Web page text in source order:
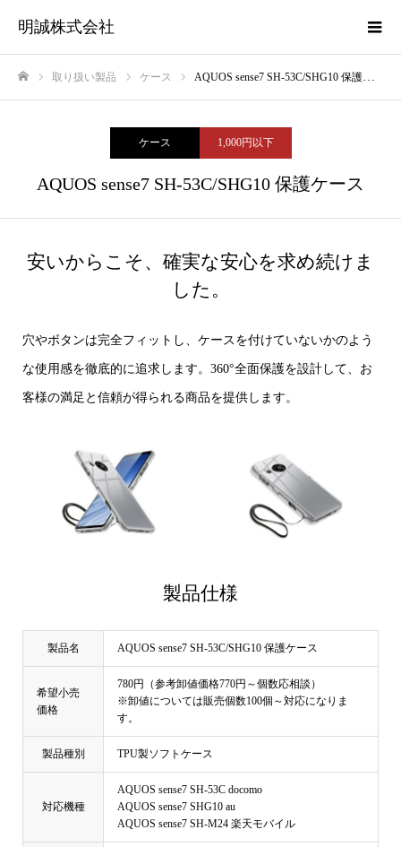
明誠株式会社
取り扱い製品 ケース AQUOS sense7 SH-53C/SHG10 保護ケース
ケース 1,000円以下
AQUOS sense7 SH-53C/SHG10 保護ケース
安いからこそ、確実な安心を求め続けま
した。
穴やボタンは完全フィットし、ケースを付けていないかのよう
な使用感を徹底的に追求します。360°全面保護を設計して、お
客様の満足と信頼が得られる商品を提供します。
製品仕様
製品名 AQUOS sense7 SH-53C/SHG10 保護ケース
希望小売
価格
780円（参考卸値価格770円～個数応相談）
※卸値については販売個数100個～対応になりま
す。
製品種別 TPU製ソフトケース
対応機種
AQUOS sense7 SH-53C docomo
AQUOS sense7 SHG10 au
AQUOS sense7 SH-M24 楽天モバイル